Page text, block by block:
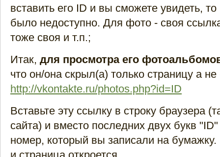
вставить его ID и вы сможете увидеть,
было недоступно. Для фото - своя
тоже своя и т.п.;
Итак, для просмотра его
что он/она скрыл(а) только страницу а
http://vkontakte.ru/photos.php?id=ID
Вставьте эту ссылку в строку браузера
сайта) и вместо последних двух букв
номер, который вы записали на